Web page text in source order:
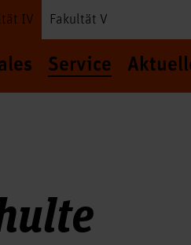
IV Fakultät V
Service